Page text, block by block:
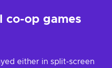
co-op games
either in split-screen